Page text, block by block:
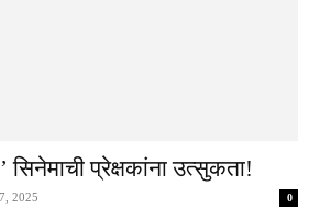
प्रेक्षकांना उत्सुकता!
2025 0